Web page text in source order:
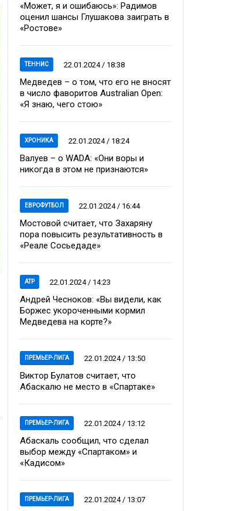
«Может, я и ошибаюсь»: Радимов
оценил шансы Глушакова заиграть в
«Ростове»
ТЕННИС 22.01.2024 / 18:38
Медведев – о том, что его не вносят
в число фаворитов Australian Open:
«Я знаю, чего стою»
ХРОНИКА 22.01.2024 / 18:24
Валуев – о WADA: «Они воры и
никогда в этом не признаются»
ЕВРОФУТБОЛ 22.01.2024 / 16:44
Мостовой считает, что Захаряну
пора повысить результативность в
«Реале Сосьедаде»
ATP 22.01.2024 / 14:23
Андрей Чесноков: «Вы видели, как
Боржес укороченными кормил
Медведева на корте?»
ПРЕМЬЕР-ЛИГА 22.01.2024 / 13:50
Виктор Булатов считает, что
Абаскалю не место в «Спартаке»
ПРЕМЬЕР-ЛИГА 22.01.2024 / 13:12
Абаскаль сообщил, что сделал
выбор между «Спартаком» и
«Кадисом»
ПРЕМЬЕР-ЛИГА 22.01.2024 / 13:07